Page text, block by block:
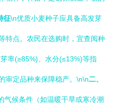
征\n优质小麦种子应具备高发芽
特点。农民在选购时，宜查阅种
率(≥85%)、水分(≤13%)等指
审定品种来保障稳产。\n\n二、
气候条件（如温暖干旱或寒冷潮